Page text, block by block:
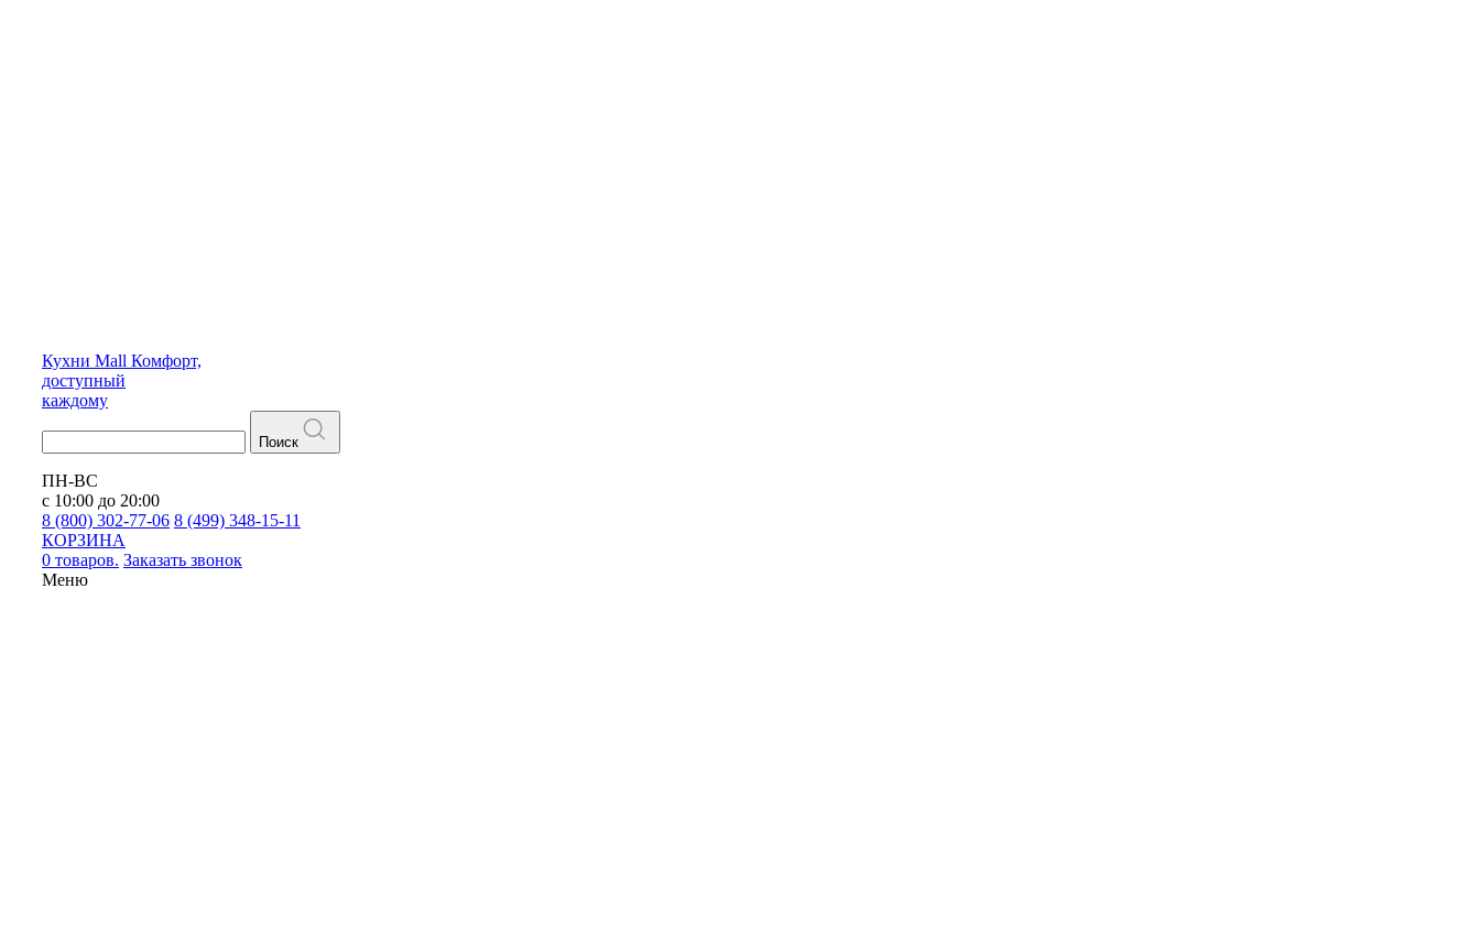
Кухни Mall Комфорт,
доступный
каждому
Поиск
ПН-ВС
с 10:00 до 20:00
8 (800) 302-77-06 8 (499) 348-15-11
КОРЗИНА
0 товаров. Заказать звонок
Меню